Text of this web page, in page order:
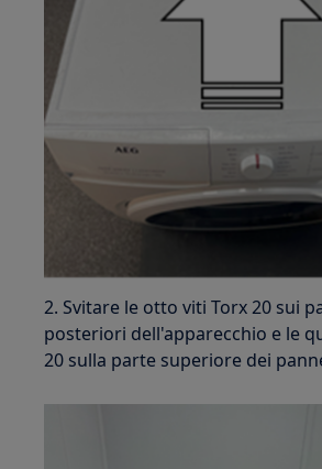
2. Svitare le otto viti Torx 20 sui
posteriori dell'apparecchio e le
20 sulla parte superiore dei